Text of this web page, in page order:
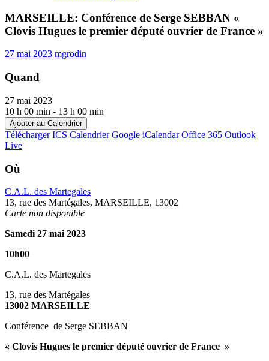
MARSEILLE: Conférence de Serge SEBBAN «
Clovis Hugues le premier député ouvrier de France »
27 mai 2023 mgrodin
Quand
27 mai 2023
10 h 00 min - 13 h 00 min
Ajouter au Calendrier
Télécharger ICS Calendrier Google iCalendar Office 365 Outlook
Live
Où
C.A.L. des Martegales
13, rue des Martégales, MARSEILLE, 13002
Carte non disponible
Samedi 27 mai 2023
10h00
C.A.L. des Martegales
13, rue des Martégales
13002 MARSEILLE
Conférence de Serge SEBBAN
« Clovis Hugues le premier député ouvrier de France »